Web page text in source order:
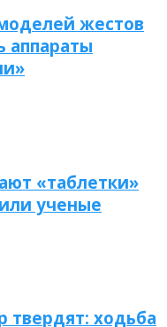
жестов
аппараты
«таблетки»
ученые
твердят: ходьба